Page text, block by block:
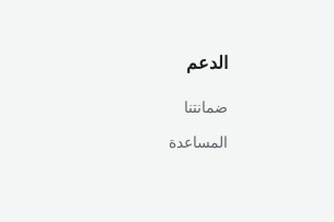
الدعم
ضمانتنا
المساعدة